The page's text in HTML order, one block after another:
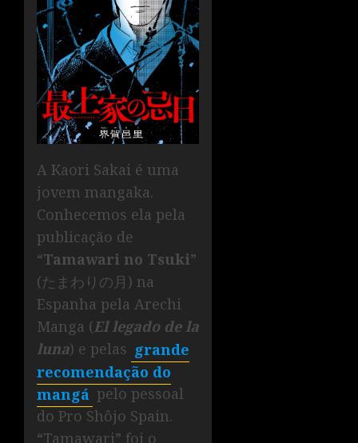
A Kaori Sakai é uma
jovem mangaka.
Conhecemos ela pela
publicação de
“Tamawari no Tsuki”
(たまわりの月) na
Espanha pela Arechi
Manga (El legado de la
luna) e pelas grande
recomendação do
mangá pelo pessoal
do Pro Shôjo Spain.
“Tamawari” foi o